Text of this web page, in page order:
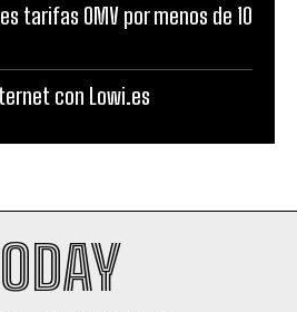
tarifas OMV por menos de 10
con Lowi.es